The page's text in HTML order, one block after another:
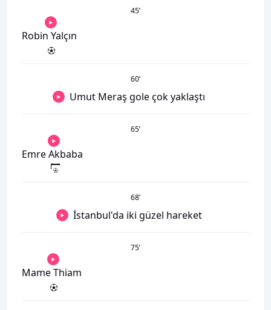
45’
Robin Yalçın
60’
Umut Meraş gole çok yaklaştı
65’
Emre Akbaba
68’
İstanbul'da iki güzel hareket
75’
Mame Thiam